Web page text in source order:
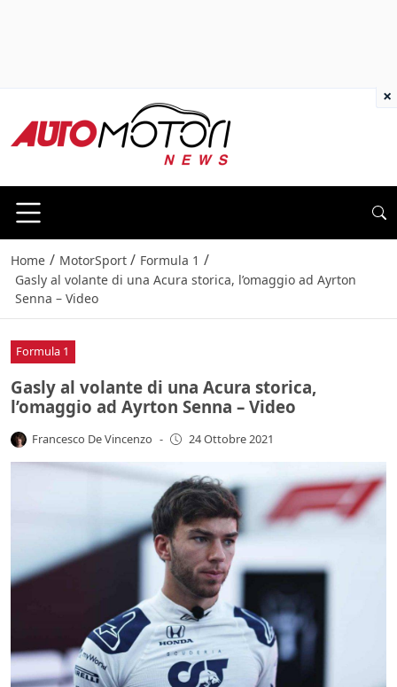
Home / MotorSport / Formula 1 /
Gasly al volante di una Acura storica, l’omaggio ad Ayrton
Senna – Video
Formula 1
Gasly al volante di una Acura storica,
l’omaggio ad Ayrton Senna – Video
Francesco De Vincenzo - 24 Ottobre 2021
×